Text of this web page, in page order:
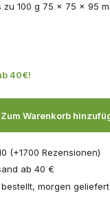
100 g 75 x 75 x 95
40€!
Zum Warenkorb
(+1700 Rezensionen)
ab 40 €
bestellt, morgen geliefert